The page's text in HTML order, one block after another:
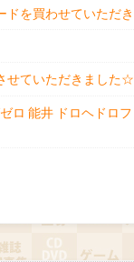
を買わせていただき
ていただきました
ロ 能井 ドロヘドロ